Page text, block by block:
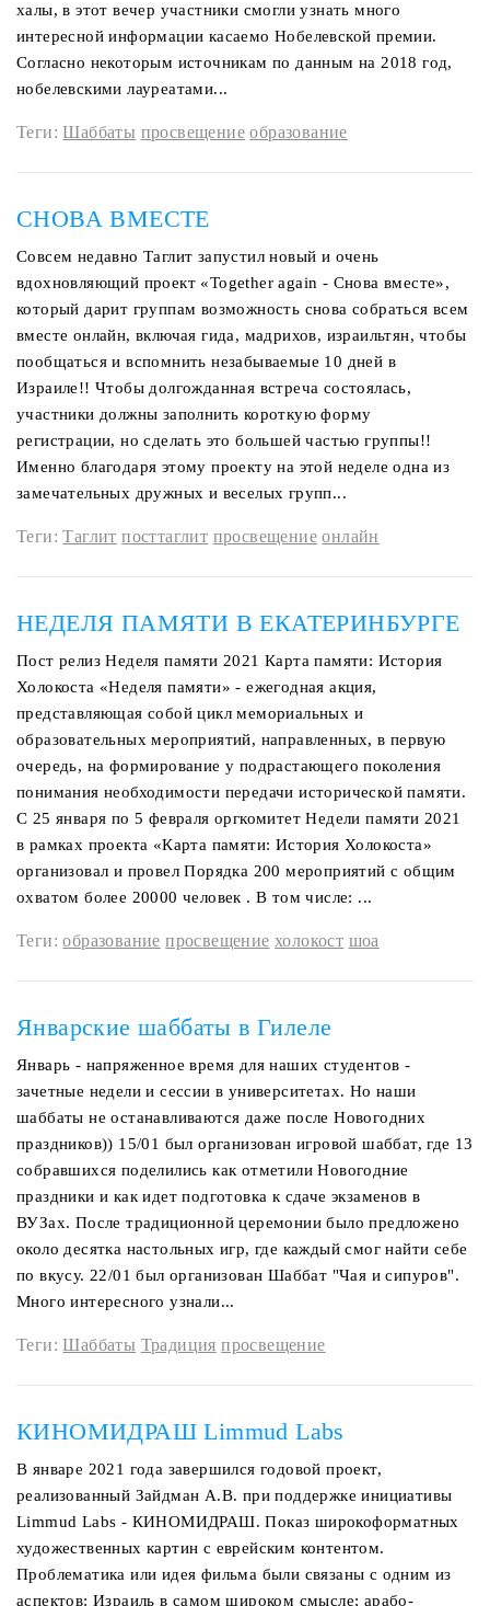
халы, в этот вечер участники смогли узнать много
интересной информации касаемо Нобелевской премии.
Согласно некоторым источникам по данным на 2018 год,
нобелевскими лауреатами...
Теги:Шаббаты просвещение образование
СНОВА ВМЕСТЕ
Совсем недавно Таглит запустил новый и очень
вдохновляющий проект «Together again - Снова вместе»,
который дарит группам возможность снова собраться всем
вместе онлайн, включая гида, мадрихов, израильтян, чтобы
пообщаться и вспомнить незабываемые 10 дней в
Израиле!! Чтобы долгожданная встреча состоялась,
участники должны заполнить короткую форму
регистрации, но сделать это большей частью группы!!
Именно благодаря этому проекту на этой неделе одна из
замечательных дружных и веселых групп...
Теги:Таглит посттаглит просвещение онлайн
НЕДЕЛЯ ПАМЯТИ В ЕКАТЕРИНБУРГЕ
Пост релиз Неделя памяти 2021 Карта памяти: История
Холокоста «Неделя памяти» - ежегодная акция,
представляющая собой цикл мемориальных и
образовательных мероприятий, направленных, в первую
очередь, на формирование у подрастающего поколения
понимания необходимости передачи исторической памяти.
С 25 января по 5 февраля оргкомитет Недели памяти 2021
в рамках проекта «Карта памяти: История Холокоста»
организовал и провел Порядка 200 мероприятий с общим
охватом более 20000 человек . В том числе: ...
Теги:образование просвещение холокост шоа
Январские шаббаты в Гилеле
Январь - напряженное время для наших студентов -
зачетные недели и сессии в университетах. Но наши
шаббаты не останавливаются даже после Новогодних
праздников)) 15/01 был организован игровой шаббат, где 13
собравшихся поделились как отметили Новогодние
праздники и как идет подготовка к сдаче экзаменов в
ВУЗах. После традиционной церемонии было предложено
около десятка настольных игр, где каждый смог найти себе
по вкусу. 22/01 был организован Шаббат "Чая и сипуров".
Много интересного узнали...
Теги:Шаббаты Традиция просвещение
КИНОМИДРАШ Limmud Labs
В январе 2021 года завершился годовой проект,
реализованный Зайдман А.В. при поддержке инициативы
Limmud Labs - КИНОМИДРАШ. Показ широкоформатных
художественных картин с еврейским контентом.
Проблематика или идея фильма были связаны с одним из
аспектов: Израиль в самом широком смысле; арабо-